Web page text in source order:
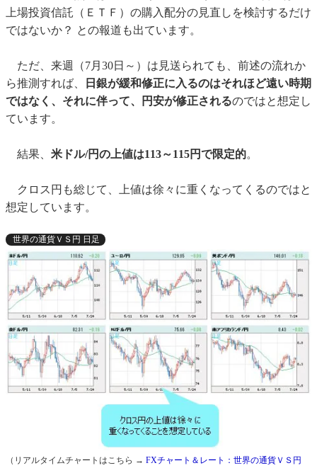
上場投資信託（ＥＴＦ）の購入配分の見直しを検討するだけ
ではないか？ との報道も出ています。
ただ、来週（7月30日～）は見送られても、前述の流れか
ら推測すれば、
日銀が緩和修正に入るのはそれほど遠い時期
ではなく、それに伴って、円安が修正されるのではと想定し
ています。
結果、 米ドル/円の上値は113～115円で限定的。
クロス円も総じて、上値は徐々に重くなってくるのではと
想定しています。
世界の通貨ＶＳ円 日足
（リアルタイムチャートはこちら → FXチャート＆レート：世界の通貨ＶＳ円